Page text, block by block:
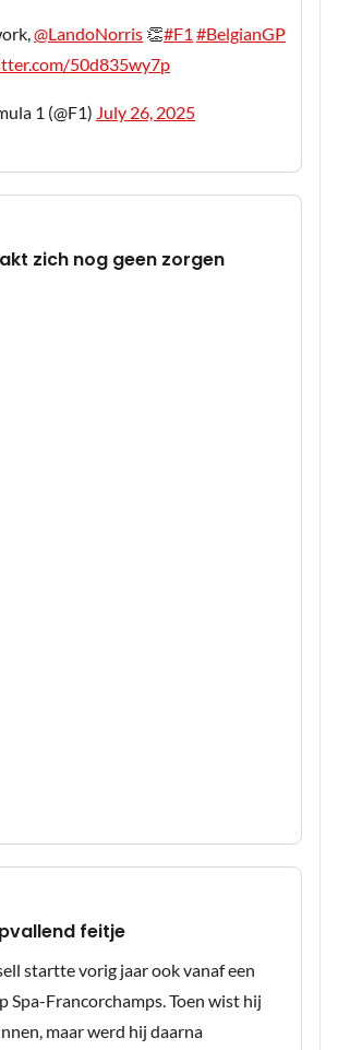
@LandoNorris 👏#F1 #BelgianGP
50d835wy7p
1 (@F1) July 26, 2025
zich nog geen zorgen
feitje
startte vorig jaar ook vanaf een
Spa-Francorchamps. Toen wist hij
maar werd hij daarna